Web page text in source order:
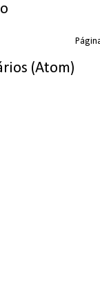
(Atom)